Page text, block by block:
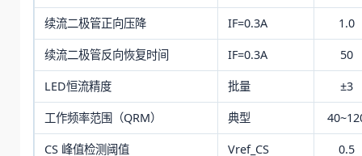
续流二极管正向压降 IF=0.3A 1.0
续流二极管反向恢复时间 IF=0.3A 50
LED恒流精度 批量 ±3
工作频率范围（QRM） 典型
CS 峰值检测阈值 Vref_CS 0.5